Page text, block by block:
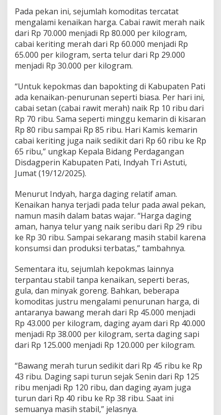
k
a
n
a
r
g
T
k
S
i
g
n
i
f
i
k
Pada pekan ini, sejumlah komoditas tercatat
mengalami kenaikan harga. Cabai rawit merah naik
dari Rp 70.000 menjadi Rp 80.000 per kilogram,
cabai keriting merah dari Rp 60.000 menjadi Rp
65.000 per kilogram, serta telur dari Rp 29.000
menjadi Rp 30.000 per kilogram.
“Untuk kepokmas dan bapokting di Kabupaten Pati
ada kenaikan-penurunan seperti biasa. Per hari ini,
cabai setan (cabai rawit merah) naik Rp 10 ribu dari
Rp 70 ribu. Sama seperti minggu kemarin di kisaran
Rp 80 ribu sampai Rp 85 ribu. Hari Kamis kemarin
cabai keriting juga naik sedikit dari Rp 60 ribu ke Rp
65 ribu,” ungkap Kepala Bidang Perdagangan
Disdagperin Kabupaten Pati, Indyah Tri Astuti,
Jumat (19/12/2025).
Menurut Indyah, harga daging relatif aman.
Kenaikan hanya terjadi pada telur pada awal pekan,
namun masih dalam batas wajar. “Harga daging
aman, hanya telur yang naik seribu dari Rp 29 ribu
ke Rp 30 ribu. Sampai sekarang masih stabil karena
konsumsi dan produksi terbatas,” tambahnya.
Sementara itu, sejumlah kepokmas lainnya
terpantau stabil tanpa kenaikan, seperti beras,
gula, dan minyak goreng. Bahkan, beberapa
komoditas justru mengalami penurunan harga, di
antaranya bawang merah dari Rp 45.000 menjadi
Rp 43.000 per kilogram, daging ayam dari Rp 40.000
menjadi Rp 38.000 per kilogram, serta daging sapi
dari Rp 125.000 menjadi Rp 120.000 per kilogram.
“Bawang merah turun sedikit dari Rp 45 ribu ke Rp
43 ribu. Daging sapi turun sejak Senin dari Rp 125
ribu menjadi Rp 120 ribu, dan daging ayam juga
turun dari Rp 40 ribu ke Rp 38 ribu. Saat ini
semuanya masih stabil,” jelasnya.